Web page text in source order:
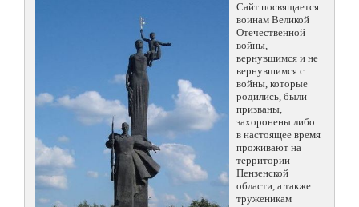
Сайт посвящается
воинам Великой
Отечественной
войны,
вернувшимся и не
вернувшимся с
войны, которые
родились, были
призваны,
захоронены либо
в настоящее время
проживают на
территории
Пензенской
области, а также
труженикам